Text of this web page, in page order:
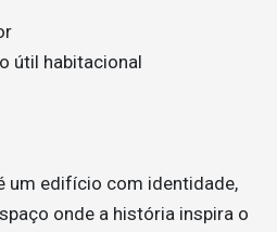
útil habitacional
um edifício com identidade,
onde a história inspira o